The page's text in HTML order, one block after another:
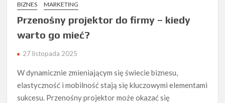
BIZNES MARKETING
Przenośny projektor do firmy – kiedy
warto go mieć?
27 listopada 2025
W dynamicznie zmieniającym się świecie biznesu,
elastyczność i mobilność stają się kluczowymi elementami
sukcesu. Przenośny projektor może okazać się